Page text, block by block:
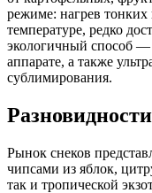
режиме: нагрев
температуре, редко
экологичный способ —
аппарате, а также
сублимирования.
Разновидности
Рынок снеков
чипсами из яблок,
так и тропической